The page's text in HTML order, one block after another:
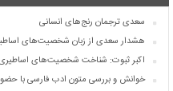
سعدی ترجمان رنج‌های انسانی
هشدار سعدی از زبان شخصیت‌های
اکبر ثبوت: شناخت شخصیت‌های
خوانش و بررسی متون ادب فارسی با